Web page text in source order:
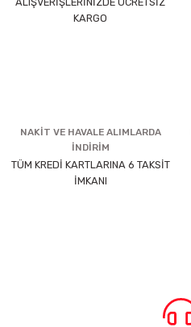
KARGO
NAKİT VE HAVALE ALIMLARDA
İNDİRİM
TÜM KREDİ KARTLARINA 6 TAKSİT
İMKANI